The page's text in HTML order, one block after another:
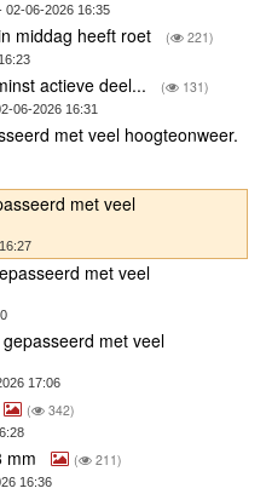
02-06-2026 16:35
middag heeft roet ( 221)
actieve deel... ( 131)
06-2026 16:31
met veel hoogteonweer.
met veel
met veel
met veel
17:06
( 342)
mm ( 211)
16:36